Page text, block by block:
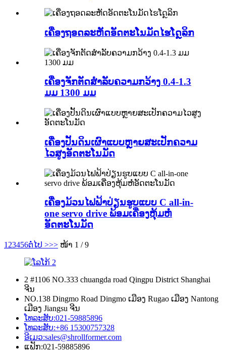
ເຄື່ອງຖອດລະຫັດອັດຕະໂນມັດໄຮໂດຼລິກ
ເຄື່ອງຈັກຕັດສຳລັບຄວາມກວ້າງ 0.4-1.3
ມມ 1300 ມມ
ເຄື່ອງປັ້ນດິນເຜົາແບບຫຼາຍສະເປັກຄວາມ
ໄວສູງອັດຕະໂນມັດ
ເຄື່ອງມ້ວນໄຟຟ້າປ່ຽນຮູບແບບ C all-in-
one servo drive ພ້ອມເຄື່ອງຫຸ້ມຫໍ່
ອັດຕະໂນມັດ
1 23456ຕໍ່ໄປ >>> ໜ້າ 1 / 9
2 #1106 NO.333 chuangda road Qingpu District Shanghai
ຈີນ
NO.138 Dingmo Road Dingmo ເມືອງ Rugao ເມືອງ Nantong
ເມືອງ Jiangsu ຈີນ
ໂທລະສັບ:021-59885896
ໂທລະສັບ:+86 15300757328
ອີເມວ:sales@shrollformer.com
ແຟັກ:021-59885896